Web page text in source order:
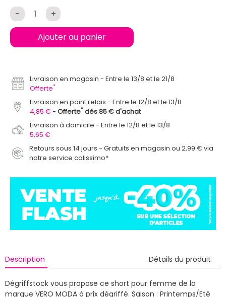
- +
Ajouter au panier
Livraison en magasin
Entre le 13/8 et le 21/8
Offerte*
Livraison en point relais
Entre le 12/8 et le 13/8
4,85 €
Offerte* dès 85 € d'achat
Livraison à domicile
Entre le 12/8 et le 13/8
5,65 €
Retours sous 14 jours - Gratuits en magasin ou 2,99 € via
notre service colissimo*
Description Détails du produit
Dégriffstock vous propose ce short pour femme de la
marque VERO MODA à prix dégriffé. Saison : Printemps/Eté